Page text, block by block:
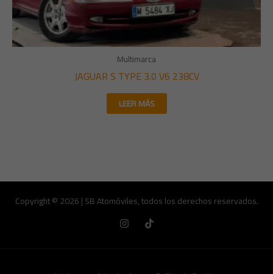
Multimarca
JAGUAR S TYPE 3.0 V6 238CV
LEER MÁS
Copyright © 2026 | SB Atomóviles, todos los derechos reservados.